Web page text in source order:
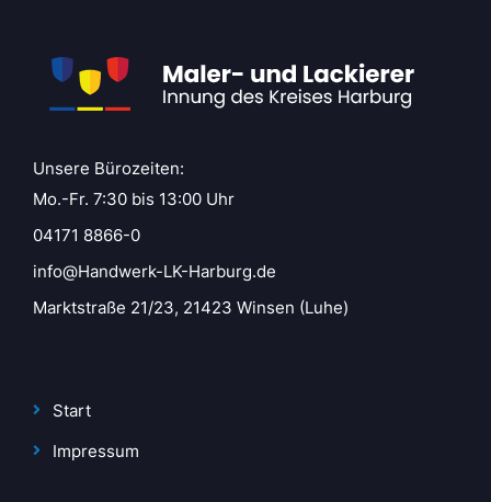
Unsere Bürozeiten:
Mo.-Fr. 7:30 bis 13:00 Uhr
04171 8866-0
info@Handwerk-LK-Harburg.de
Marktstraße 21/23, 21423 Winsen (Luhe)
Start
Impressum